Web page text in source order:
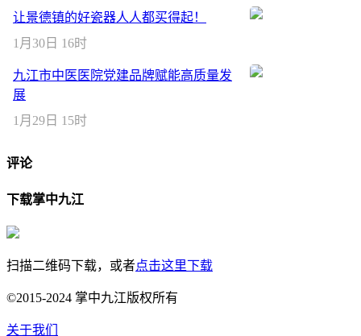
让景德镇的好瓷器人人都买得起！
1月30日 16时
九江市中医医院党建品牌赋能高质量发
展
1月29日 15时
评论
下载掌中九江
扫描二维码下载，或者点击这里下载
©2015-2024 掌中九江版权所有
关于我们